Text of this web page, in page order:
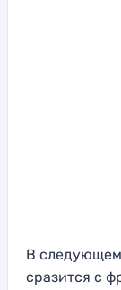
В
сразится с